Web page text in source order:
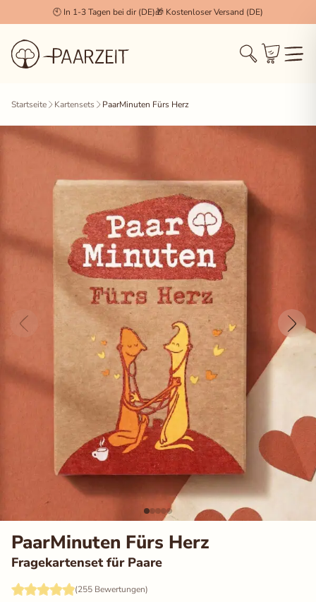
🕙 In 1-3 Tagen bei dir (DE)🎁 Kostenloser Versand (DE)
Startseite Kartensets PaarMinuten Fürs Herz
PaarMinuten Fürs Herz
Fragekartenset für Paare
(255 Bewertungen)
Cookie Einstellungen ×
Technisch notwendig (Essenziell)
Diese Cookies werden zwingend benötigt, damit die
Session, der Login und der Warenkorb
(WooCommerce) korrekt funktionieren.
Statistiken & Analyse
Erlaubt uns, anonymisierte Daten über das
Nutzerverhalten zu sammeln, um unseren Shop stetig
zu verbessern.
Marketing & Tracking
Wird verwendet, um dir für dich relevante Inhalte und
Werbung anzuzeigen (z.B. Facebook Pixel, Pinterest).
Auswahl speichern Alle akzeptieren